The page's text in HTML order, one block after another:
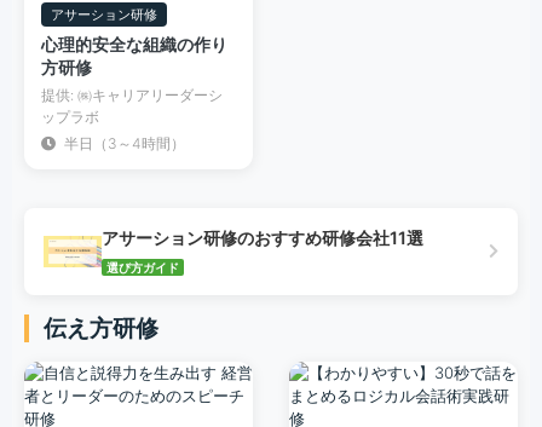
アサーション研修
心理的安全な組織の作り
方研修
提供: ㈱キャリアリーダーシ
ップラボ
半日（3～4時間）
アサーション研修のおすすめ研修会社11選
選び方ガイド
伝え方研修